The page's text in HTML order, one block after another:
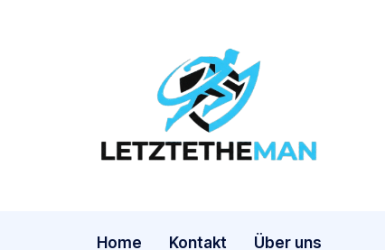
l
e
z
Home Kontakt Über uns